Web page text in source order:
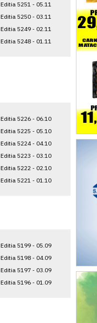
Editia 5251 - 05.11
Editia 5250 - 03.11
Editia 5249 - 02.11
Editia 5248 - 01.11
Editia 5226 - 06.10
Editia 5225 - 05.10
Editia 5224 - 04.10
Editia 5223 - 03.10
Editia 5222 - 02.10
Editia 5221 - 01.10
Editia 5199 - 05.09
Editia 5198 - 04.09
Editia 5197 - 03.09
Editia 5196 - 01.09